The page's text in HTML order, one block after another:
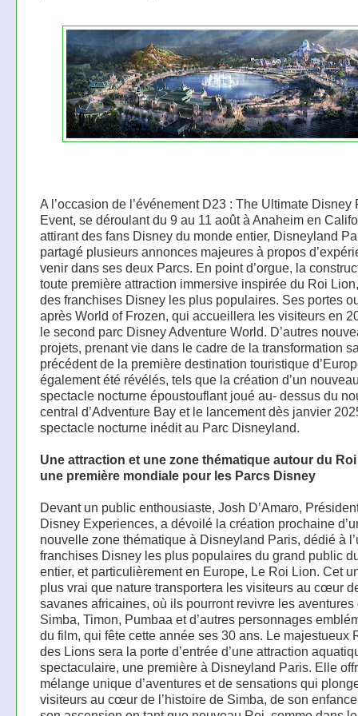
A l’occasion de l’événement D23 : The Ultimate Disney
Event, se déroulant du 9 au 11 août à Anaheim en
attirant des fans Disney du monde entier, Disneyland
partagé plusieurs annonces majeures à propos
venir dans ses deux Parcs. En point d’orgue, la
toute première attraction immersive inspirée du Roi
des franchises Disney les plus populaires. Ses portes
après World of Frozen, qui accueillera les visiteurs en
le second parc Disney Adventure World. D’autres
projets, prenant vie dans le cadre de la transformation
précédent de la première destination touristique
également été révélés, tels que la création d’un
spectacle nocturne époustouflant joué au- dessus du
central d’Adventure Bay et le lancement dès janvier
spectacle nocturne inédit au Parc Disneyland.
Une attraction et une zone thématique autour du
une première mondiale pour les Parcs Disney
Devant un public enthousiaste, Josh D’Amaro,
Disney Experiences, a dévoilé la création prochaine
nouvelle zone thématique à Disneyland Paris, dédié à
franchises Disney les plus populaires du grand public
entier, et particulièrement en Europe, Le Roi Lion. Cet
plus vrai que nature transportera les visiteurs au cœur
savanes africaines, où ils pourront revivre les aventures
Simba, Timon, Pumbaa et d’autres personnages
du film, qui fête cette année ses 30 ans. Le majestueux
des Lions sera la porte d’entrée d’une attraction
spectaculaire, une première à Disneyland Paris. Elle
mélange unique d’aventures et de sensations qui
visiteurs au cœur de l’histoire de Simba, de son enfance